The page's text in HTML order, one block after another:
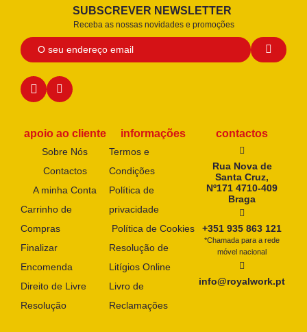
SUBSCREVER NEWSLETTER
Receba as nossas novidades e promoções
apoio ao cliente
Sobre Nós
Contactos
A minha Conta
Carrinho de
Compras
Finalizar
Encomenda
Direito de Livre
Resolução
informações
Termos e
Condições
Política de
privacidade
Política de Cookies
Resolução de
Litígios Online
Livro de
Reclamações
contactos
Rua Nova de
Santa Cruz,
Nº171 4710-409
Braga
+351 935 863 121
*Chamada para a rede
móvel nacional
info@royalwork.pt